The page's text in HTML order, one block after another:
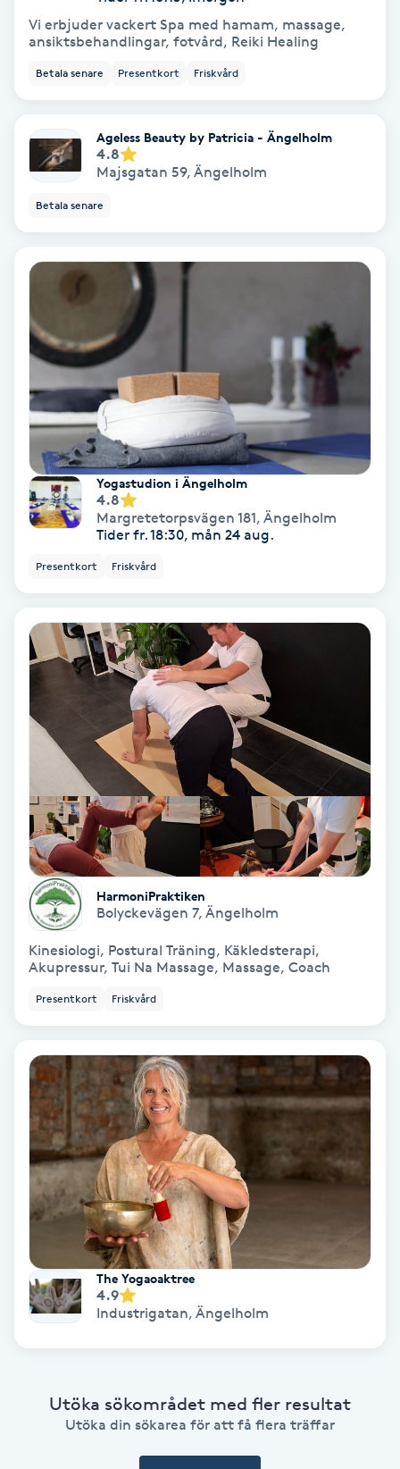
Face framing
Faceliftmassage
Fettreducering
Fibromassage
Fotmassage
Fotsvamp
Fotvård
Fransar
Fransborttagning
Fransfärgning
Fransförlängning
Fransförlängning Megavolym
Fransförlängning Volym
Fransk manikyr
Fransrengöring
Frekvensterapi
Friskvård
Friskvårdsmassage
Frisör
Funktionsanalys
Färgning
Föning
Gel naglar
Gelenaglar
Vi erbjuder vackert Spa med hamam, massage,
ansiktsbehandlingar, fotvård, Reiki Healing
Betala senare Presentkort Friskvård
Ageless Beauty by Patricia - Ängelholm
4.8
Majsgatan 59, Ängelholm
Betala senare
Yogastudion i Ängelholm
4.8
Margretetorpsvägen 181, Ängelholm
Tider fr. 18:30, mån 24 aug.
Presentkort Friskvård
HarmoniPraktiken
Bolyckevägen 7, Ängelholm
Kinesiologi, Postural Träning, Käkledsterapi,
Akupressur, Tui Na Massage, Massage, Coach
Presentkort Friskvård
The Yogaoaktree
4.9
Industrigatan, Ängelholm
Utöka sökområdet med fler resultat
Utöka din sökarea för att få flera träffar